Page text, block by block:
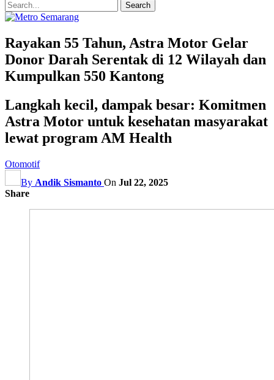
Rayakan 55 Tahun, Astra Motor Gelar
Donor Darah Serentak di 12 Wilayah dan
Kumpulkan 550 Kantong
Langkah kecil, dampak besar: Komitmen
Astra Motor untuk kesehatan masyarakat
lewat program AM Health
Otomotif
By Andik Sismanto On Jul 22, 2025
Share